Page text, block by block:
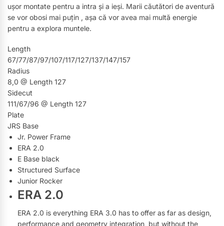
ușor montate pentru a intra și a ieși. Marii căutători de aventură
se vor obosi mai puțin , așa că vor avea mai multă energie
pentru a explora muntele.
Length
67/77/87/97/107/117/127/137/147/157
Radius
8,0 @ Length 127
Sidecut
111/67/96 @ Length 127
Plate
JRS Base
Jr. Power Frame
ERA 2.0
E Base black
Structured Surface
Junior Rocker
ERA 2.0
ERA 2.0 is everything ERA 3.0 has to offer as far as design,
performance and geometry integration, but without the